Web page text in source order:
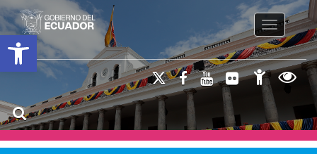
Open toolbar
Toggle